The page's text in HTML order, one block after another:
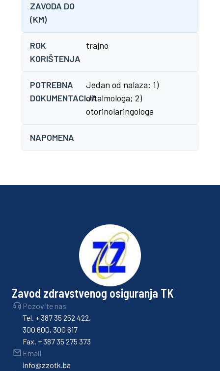
ZAVODA DO
(KM)
ROK
KORIŠTENJA
trajno
POTREBNA
DOKUMENTACIJA
Jedan od nalaza: 1)
oftalmologa; 2)
otorinolaringologa
NAPOMENA
Zavod zdravstvenog osiguranja TK
Pozovite nas
Tel. + 387 35 252 422,
300 600, 300 617
Fax. + 387 35 275 373
Email
info@zzotk.ba